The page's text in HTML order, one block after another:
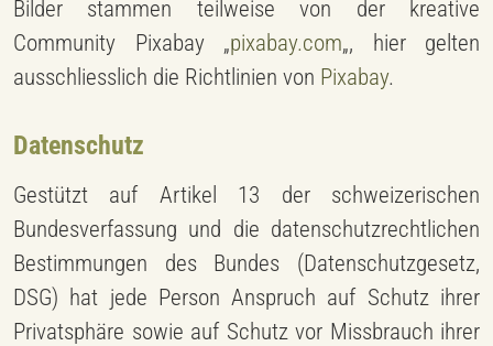
Bilder stammen teilweise von der kreative
Community Pixabay „pixabay.com„, hier gelten
ausschliesslich die Richtlinien von Pixabay.
Datenschutz
Gestützt auf Artikel 13 der schweizerischen
Bundesverfassung und die datenschutzrechtlichen
Bestimmungen des Bundes (Datenschutzgesetz,
DSG) hat jede Person Anspruch auf Schutz ihrer
Privatsphäre sowie auf Schutz vor Missbrauch ihrer